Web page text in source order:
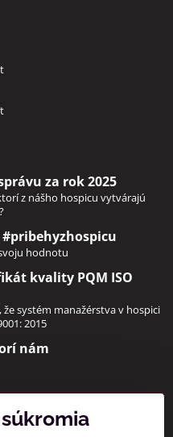
za rok 2025
z nášho hospicu vytvárajú
hodnotu
kvality PQM ISO
systém manažérstva v hospici
2015
nám